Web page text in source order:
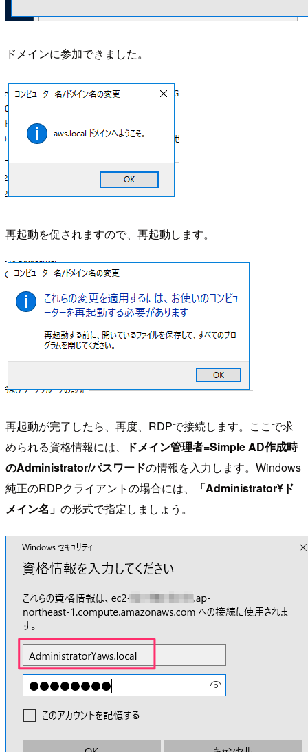
ドメインに参加できました。
再起動を促されますので、再起動します。
再起動が完了したら、再度、RDPで接続します。ここで求
められる資格情報には、
ドメイン管理者=Simple AD作成時
のAdministrator/パスワードの情報を入力します。Windows
純正のRDPクライアントの場合には、
「Administrator¥ド
メイン名」 の形式で指定しましょう。